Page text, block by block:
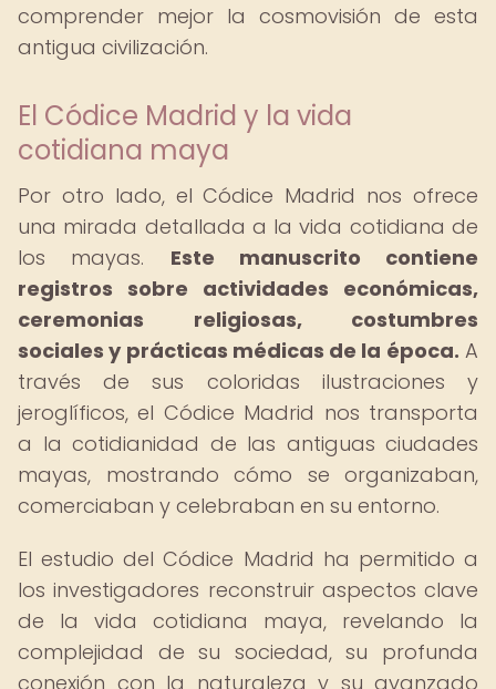
comprender mejor la cosmovisión de esta
antigua civilización.
El Códice Madrid y la vida
cotidiana maya
Por otro lado, el Códice Madrid nos ofrece
una mirada detallada a la vida cotidiana de
los mayas. Este manuscrito contiene
registros sobre actividades económicas,
ceremonias religiosas, costumbres
sociales y prácticas médicas de la época. A
través de sus coloridas ilustraciones y
jeroglíficos, el Códice Madrid nos transporta
a la cotidianidad de las antiguas ciudades
mayas, mostrando cómo se organizaban,
comerciaban y celebraban en su entorno.
El estudio del Códice Madrid ha permitido a
los investigadores reconstruir aspectos clave
de la vida cotidiana maya, revelando la
complejidad de su sociedad, su profunda
conexión con la naturaleza y su avanzado